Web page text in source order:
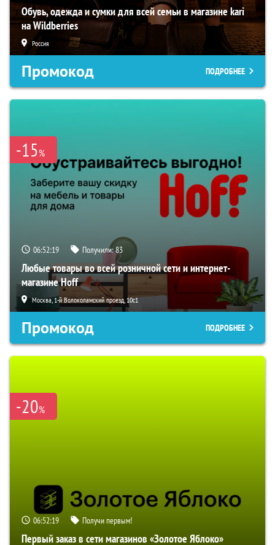
Обувь, одежда и сумки для всей семьи в магазине kari
на Wildberries
Россия
Промокод ПОДРОБНЕЕ
-15%
06:52:18 Получили:83
Любые товары во всей розничной сети и интернет-
магазине Hoff
Москва, 1-й Волоколамский проезд, 10с1
Промокод ПОДРОБНЕЕ
-20%
06:52:18 Получи первым!
Первый заказ в сети магазинов «Золотое Яблоко»